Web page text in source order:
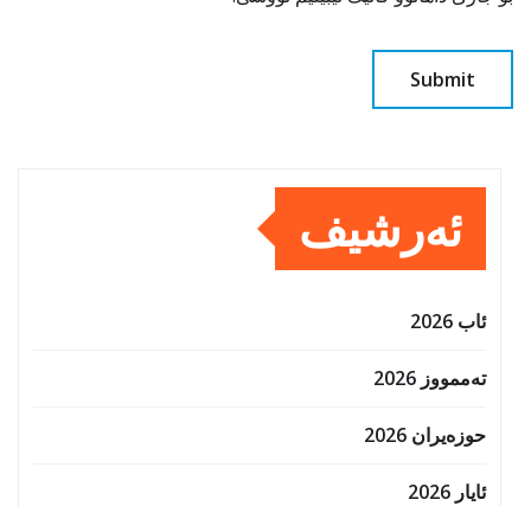
ئەرشیف
ئاب 2026
تەممووز 2026
حوزه‌یران 2026
ئایار 2026